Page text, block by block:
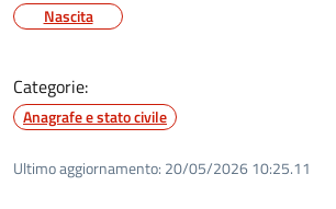
Nascita
Categorie:
Anagrafe e stato civile
Ultimo aggiornamento: 20/05/2026 10:25.11